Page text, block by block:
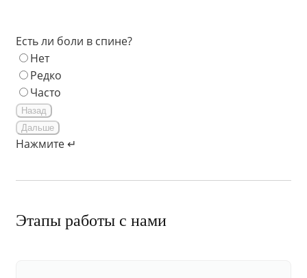
Есть ли боли в спине?
Нет
Редко
Часто
Назад
Дальше
Нажмите ↵
Этапы работы с нами